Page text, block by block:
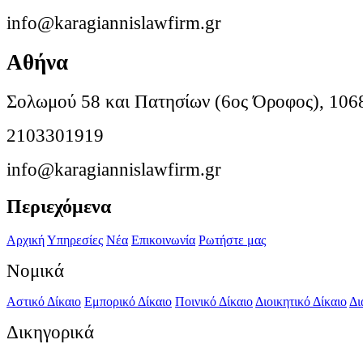
info@karagiannislawfirm.gr
Αθήνα
Σολωμού 58 και Πατησίων (6ος Όροφος),
2103301919
info@karagiannislawfirm.gr
Περιεχόμενα
ΑρχικήΥπηρεσίες Νέα Επικοινωνία Ρωτήστε μας
Νομικά
Αστικό Δίκαιο Εμπορικό Δίκαιο Ποινικό Δίκαιο Διοικητικό Δίκαιο
Δικηγορικά